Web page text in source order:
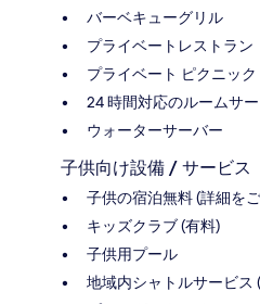
バーベキューグリル
プライベートレストラン
プライベート ピクニック
24 時間対応のルームサ
ウォーターサーバー
子供向け設備 / サービス
子供の宿泊無料 (詳細を
キッズクラブ (有料)
子供用プール
地域内シャトルサービス